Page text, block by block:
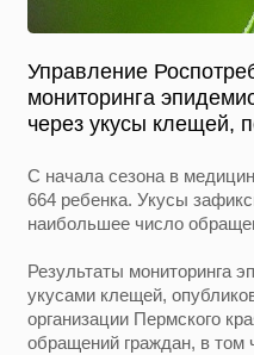
Управление
мониторинга
через укусы клещей,
С начала сезона в
664 ребенка. Укусы
наибольшее число
Результаты мониторинга
укусами клещей,
организации Пермского
обращений граждан, в том